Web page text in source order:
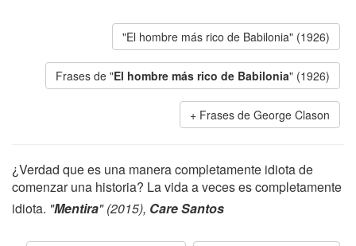
"El hombre más rico de Babilonia" (1926)
Frases de "El hombre más rico de Babilonia" (1926)
Frases de George Clason
¿Verdad que es una manera completamente idiota de
comenzar una historia? La vida a veces es completamente
idiota. "Mentira" (2015), Care Santos